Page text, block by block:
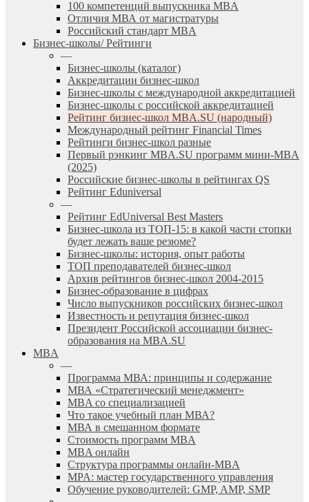
100 компетенций выпускника MBA
Отличия МВА от магистратуры
Российский стандарт MBA
Бизнес-школы/ Рейтинги
—
Бизнес-школы (каталог)
Аккредитации бизнес-школ
Бизнес-школы с международной аккредитацией
Бизнес-школы с российской аккредитацией
Рейтинг бизнес-школ MBA.SU (народный)
Международный рейтинг Financial Times
Рейтинги бизнес-школ разные
Первый рэнкинг MBA.SU программ мини-MBA
(2025)
Российские бизнес-школы в рейтингах QS
Рейтинг Eduniversal
—
Рейтинг EdUniversal Best Masters
Бизнес-школа из ТОП-15: в какой части стопки
будет лежать ваше резюме?
Бизнес-школы: история, опыт работы
ТОП преподавателей бизнес-школ
Архив рейтингов бизнес-школ 2004-2015
Бизнес-образование в цифрах
Число выпускников российских бизнес-школ
Известность и репутация бизнес-школ
Президент Российской ассоциации бизнес-
образования на MBA.SU
MBA
—
Программа МВА: принципы и содержание
МВА «Cтратегический менеджмент»
MBA со специализацией
Что такое учебный план МВА?
МВА в смешанном формате
Стоимость программ MBA
MBA онлайн
Cтруктура программы онлайн-MBA
MPA: мастер государственного управления
Обучение руководителей: GMP, AMP, SMP